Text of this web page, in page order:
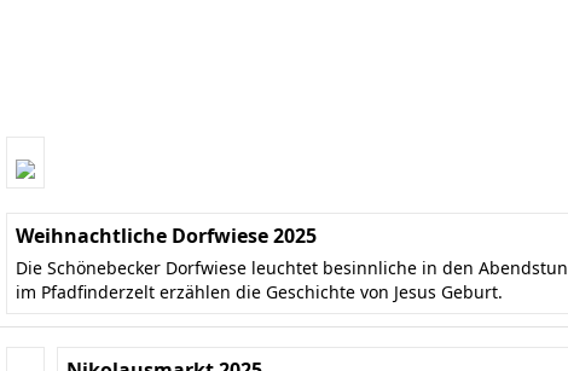
Weihnachtliche Dorfwiese 2025
Die Schönebecker Dorfwiese leuchtet besinnliche in den
im Pfadfinderzelt erzählen die Geschichte von Jesus Geburt.